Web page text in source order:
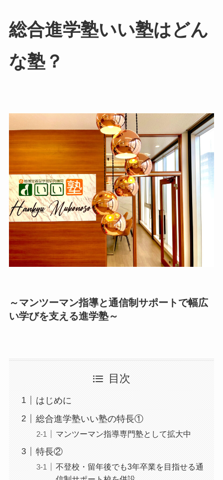
総合進学塾いい塾はどん
な塾？
～マンツーマン指導と通信制サポートで幅広
い学びを支える進学塾～
目次
はじめに
総合進学塾いい塾の特長①
マンツーマン指導専門塾として拡大中
特長②
不登校・留年後でも3年卒業を目指せる通